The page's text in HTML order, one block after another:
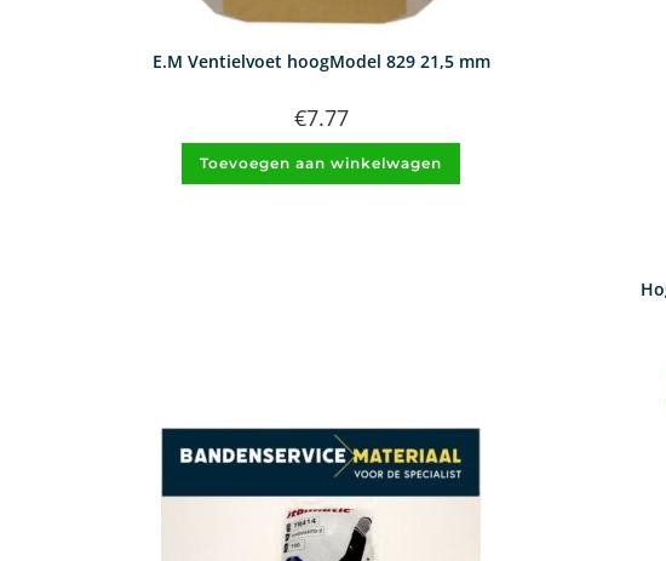
E.M Ventielvoet hoogModel 829 21,5 mm
€7.77
Toevoegen aan winkelwagen